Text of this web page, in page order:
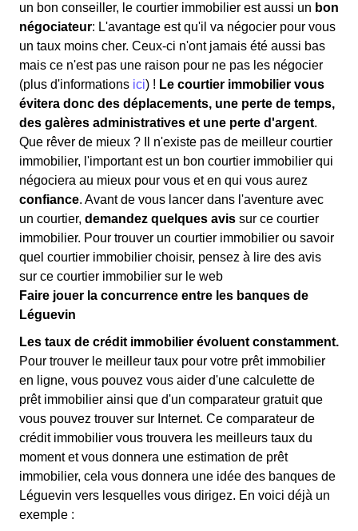
un bon conseiller, le courtier immobilier est aussi un bon
négociateur: L'avantage est qu'il va négocier pour vous
un taux moins cher. Ceux-ci n'ont jamais été aussi bas
mais ce n'est pas une raison pour ne pas les négocier
(plus d'informations ici) ! Le courtier immobilier vous
évitera donc des déplacements, une perte de temps,
des galères administratives et une perte d'argent.
Que rêver de mieux ? Il n'existe pas de meilleur courtier
immobilier, l'important est un bon courtier immobilier qui
négociera au mieux pour vous et en qui vous aurez
confiance. Avant de vous lancer dans l'aventure avec
un courtier, demandez quelques avis sur ce courtier
immobilier. Pour trouver un courtier immobilier ou savoir
quel courtier immobilier choisir, pensez à lire des avis
sur ce courtier immobilier sur le web
Faire jouer la concurrence entre les banques de
Léguevin
Les taux de crédit immobilier évoluent constamment.
Pour trouver le meilleur taux pour votre prêt immobilier
en ligne, vous pouvez vous aider d'une calculette de
prêt immobilier ainsi que d'un comparateur gratuit que
vous pouvez trouver sur Internet. Ce comparateur de
crédit immobilier vous trouvera les meilleurs taux du
moment et vous donnera une estimation de prêt
immobilier, cela vous donnera une idée des banques de
Léguevin vers lesquelles vous dirigez. En voici déjà un
exemple :